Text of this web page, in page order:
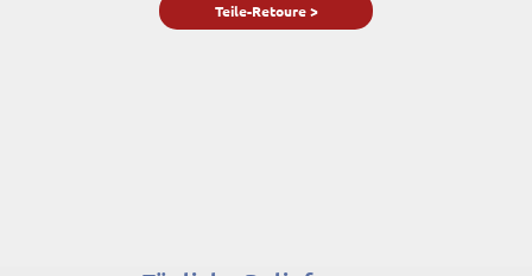
Teile-Retoure >